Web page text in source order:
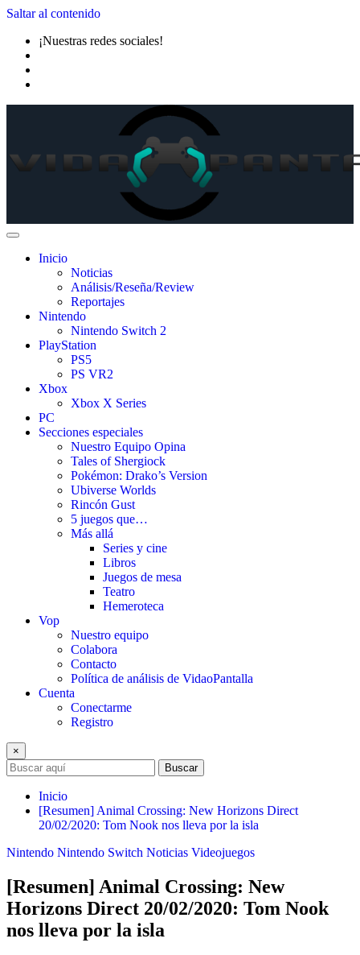
Saltar al contenido
¡Nuestras redes sociales!
Inicio
Noticias
Análisis/Reseña/Review
Reportajes
Nintendo
Nintendo Switch 2
PlayStation
PS5
PS VR2
Xbox
Xbox X Series
PC
Secciones especiales
Nuestro Equipo Opina
Tales of Shergiock
Pokémon: Drako’s Version
Ubiverse Worlds
Rincón Gust
5 juegos que…
Más allá
Series y cine
Libros
Juegos de mesa
Teatro
Hemeroteca
Vop
Nuestro equipo
Colabora
Contacto
Política de análisis de VidaoPantalla
Cuenta
Conectarme
Registro
×
Buscar
Inicio
[Resumen] Animal Crossing: New Horizons Direct
20/02/2020: Tom Nook nos lleva por la isla
Nintendo Nintendo Switch Noticias Videojuegos
[Resumen] Animal Crossing: New
Horizons Direct 20/02/2020: Tom Nook
nos lleva por la isla